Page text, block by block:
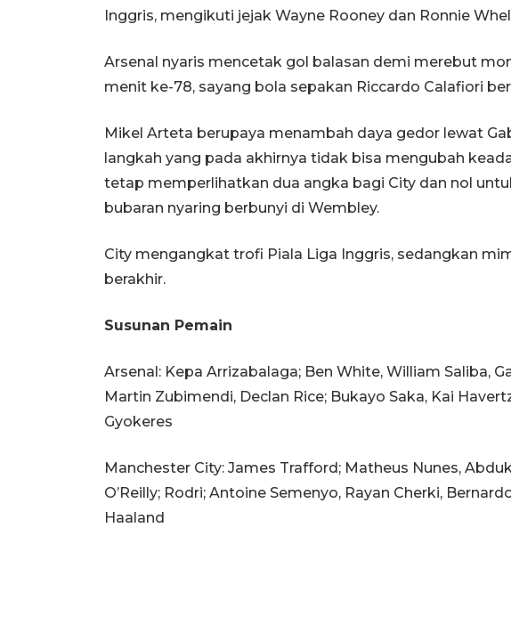
Inggris, mengikuti jejak Wayne Rooney dan Ronnie
Arsenal nyaris mencetak gol balasan demi merebut
menit ke-78, sayang bola sepakan Riccardo Calafiori
Mikel Arteta berupaya menambah daya gedor lewat
langkah yang pada akhirnya tidak bisa mengubah
tetap memperlihatkan dua angka bagi City dan nol
bubaran nyaring berbunyi di Wembley.
City mengangkat trofi Piala Liga Inggris, sedangkan
berakhir.
Susunan Pemain
Arsenal: Kepa Arrizabalaga; Ben White, William Saliba,
Martin Zubimendi, Declan Rice; Bukayo Saka, Kai
Gyokeres
Manchester City: James Trafford; Matheus Nunes,
O’Reilly; Rodri; Antoine Semenyo, Rayan Cherki,
Haaland
1